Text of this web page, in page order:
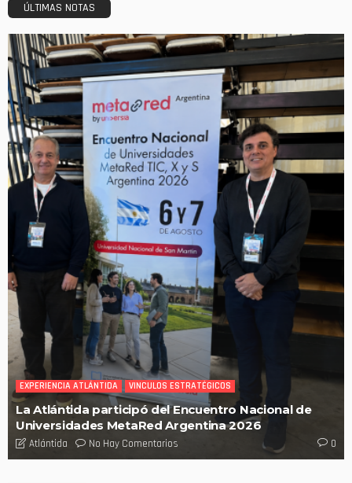
ÚLTIMAS NOTAS
EXPERIENCIA ATLÁNTIDA VINCULOS ESTRATÉGICOS
La Atlántida participó del Encuentro Nacional de
Universidades MetaRed Argentina 2026
Atlántida No Hay Comentarios 0